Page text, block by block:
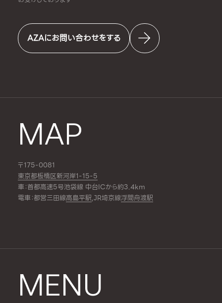
AZAにお問い合わせをする
MAP
〒175-0081
東京都板橋区新河岸1-15-5
車：首都高速5号池袋線 中台ICから約3.4km
電車：都営三田線高島平駅,JR埼京線浮間舟渡駅
MENU